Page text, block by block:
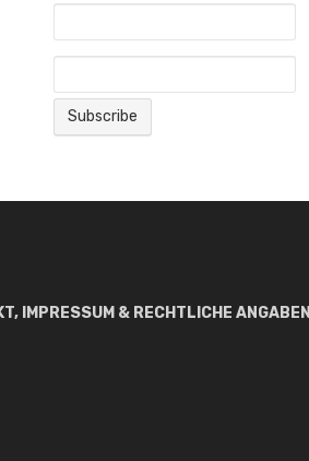
IMPRESSUM & RECHTLICHE ANGABEN